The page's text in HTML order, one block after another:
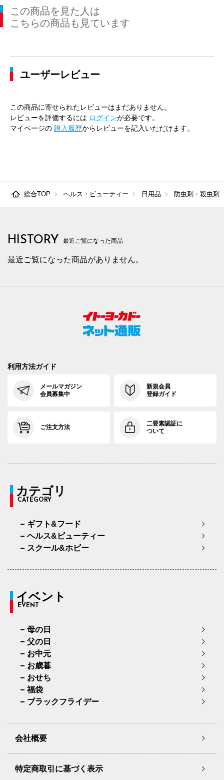
この商品を見た人は
こちらの商品も見ています
ユーザーレビュー
この商品に寄せられたレビューはまだありません。
レビューを評価するには ログインが必要です。
マイページの 購入履歴からレビューを記入いただけます。
総合TOP ヘルス・ビューティー 日用品 防虫剤・殺虫剤
HISTORY 最近ご覧になった商品
最近ご覧になった商品がありません。
利用方法ガイド
メールマガジン
会員募集中
新規会員
登録ガイド
ご注文方法
二要素認証に
ついて
カテゴリ
CATEGORY
ギフト&フード
ヘルス&ビューティー
スクール&ホビー
イベント
EVENT
母の日
父の日
お中元
お歳暮
おせち
福袋
ブラックフライデー
会社概要
特定商取引に基づく表示